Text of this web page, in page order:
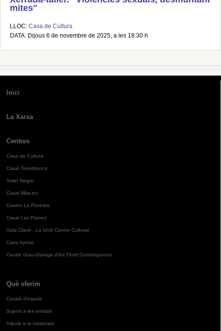
mites"
LLOC: Casa de Cultura
DATA: Dijous 6 de novembre de 2025, a les 18.30 h
Inici
La Xarxa
Centres
Casa de Cultura
Casal Torreblanca
Xalet Negre
Casal Mira-sol
Casino La Floresta
Casal Les Planes
Sala Clavé - La Unió Centre Cultural
Casa Aymat
Centre Grau-Garriga d'Art Tèxtil Contemporani
Què oferim
Cessió d'espais
Suport a les entitats
Impuls a la creativitat